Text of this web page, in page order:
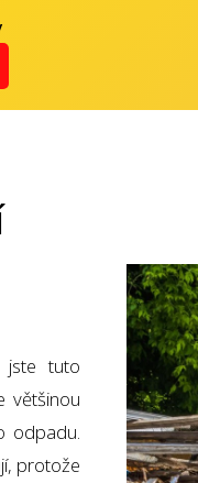
jste tuto
většinou
odpadu.
protože